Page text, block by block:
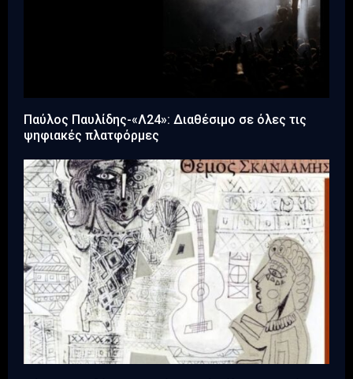
Παύλος Παυλίδης-«Λ24»: Διαθέσιμο σε όλες τις
ψηφιακές πλατφόρμες